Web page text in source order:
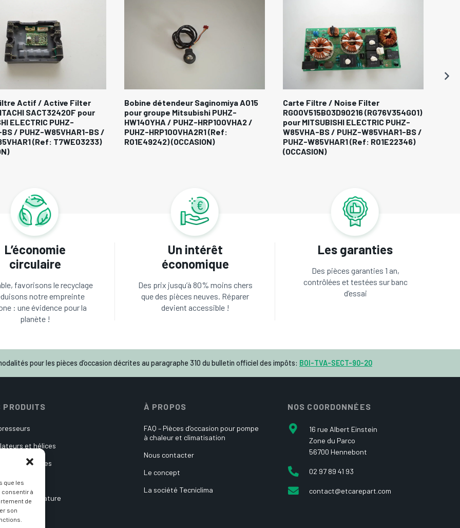
que les
consentir à
de
son
Actif / Active Filter
SACT32420F pour
ELECTRIC PUHZ-
/ PUHZ-W85VHAR1-BS /
(Ref: T7WE03233)
Bobine détendeur Saginomiya A015
pour groupe Mitsubishi PUHZ-
HW140YHA / PUHZ-HRP100VHA2 /
PUHZ-HRP100VHA2R1 (Ref:
R01E49242) (OCCASION)
Carte Filtre / Noise Filter
RG00V515B03D90216 (RG76V354G01)
pour MITSUBISHI ELECTRIC PUHZ-
W85VHA-BS / PUHZ-W85VHAR1-BS /
PUHZ-W85VHAR1 (Ref: R01E22346)
(OCCASION)
L’économie
circulaire
favorisons le recyclage
notre empreinte
: une évidence pour la
planète !
Un intérêt
économique
Des prix jusqu’à 80% moins chers
que des pièces neuves. Réparer
devient accessible !
Les garanties
Des pièces garanties 1 an,
contrôlées et testées sur banc
d’essai
pour les pièces d’occasion décrites au paragraphe 310 du bulletin officiel des impôts: BOI-TVA-SECT-90-20
PRODUITS
et hélices
électroniques
de température
divers
À PROPOS
FAQ – Pièces d’occasion pour pompe
à chaleur et climatisation
Nous contacter
Le concept
La société Tecniclima
NOS COORDONNÉES
16 rue Albert Einstein
Zone du Parco
56700 Hennebont
02 97 89 41 93
contact@etcarepart.com